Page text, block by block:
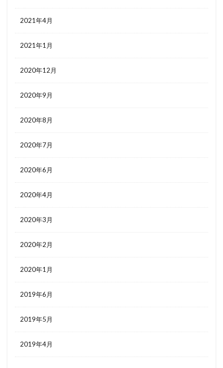
2021年4月
2021年1月
2020年12月
2020年9月
2020年8月
2020年7月
2020年6月
2020年4月
2020年3月
2020年2月
2020年1月
2019年6月
2019年5月
2019年4月